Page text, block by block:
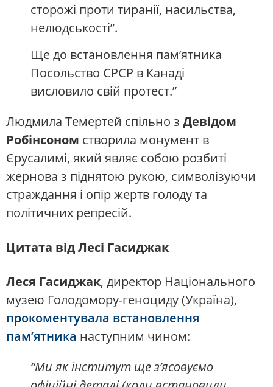
сторожі проти тиранії, насильства,
нелюдськості”.
Ще до встановлення пам’ятника
Посольство СРСР в Канаді
висловило свій протест.”
Людмила Темертей спільно з Девідом
Робінсоном створила монумент в
Єрусалимі, який являє собою розбиті
жернова з піднятою рукою, символізуючи
страждання і опір жертв голоду та
політичних репресій.
Цитата від Лесі Гасиджак
Леся Гасиджак, директор Національного
музею Голодомору-геноциду (Україна),
прокоментувала встановлення
пам’ятника наступним чином:
“Ми як інститут ще з’ясовуємо